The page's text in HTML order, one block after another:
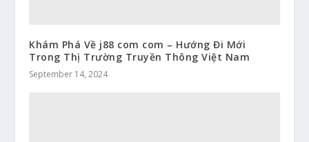
Khám Phá Về j88 com com – Hướng Đi Mới
Trong Thị Trường Truyền Thông Việt Nam
September 14, 2024